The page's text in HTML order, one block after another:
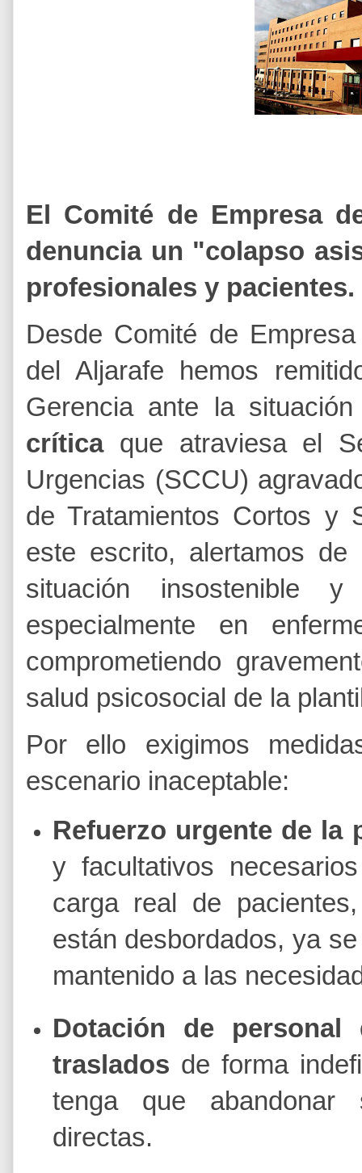
El Comité de Empresa
denuncia un "colapso
profesionales y pacientes.
​Desde Comité de
del Aljarafe hemos
Gerencia ante la
críticaque atraviesa el
Urgencias (SCCU)
de Tratamientos Cortos y
este escrito, alertamos
situación
especialmente en
comprometiendo
salud psicosocial de la
​Por ello exigimos
escenario inaceptable:
Refuerzo urgente de la
y facultativos
carga real de
están desbordados, ya
mantenido a las
Dotación de
traslados de forma
tenga que abandonar
directas.